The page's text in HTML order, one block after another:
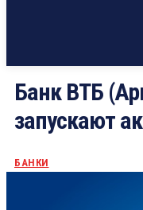
Банк ВТБ
запускают
БАНКИ